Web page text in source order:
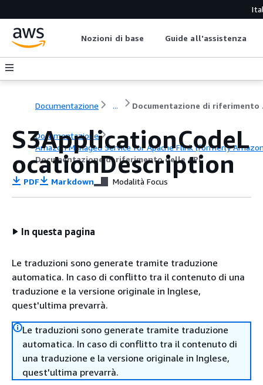
Nozioni di base Guide all'assistenza
Documentazione ...
Documentazione
Amazon Managed Service for Apache Flink (formerly
Documentazione di riferimento delle API
S3ApplicationCodeL
ocationDescription
PDF Markdown Modalità Focus
In questa pagina
Le traduzioni sono generate tramite traduzione
automatica. In caso di conflitto tra il contenuto di una
traduzione e la versione originale in Inglese,
quest'ultima prevarrà.
Le traduzioni sono generate tramite traduzione
automatica. In caso di conflitto tra il contenuto di
una traduzione e la versione originale in Inglese,
quest'ultima prevarrà.